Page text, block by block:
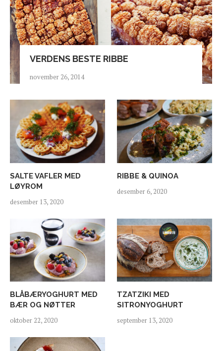
VERDENS BESTE RIBBE
november 26, 2014
SALTE VAFLER MED
LØYROM
desember 13, 2020
RIBBE & QUINOA
desember 6, 2020
BLÅBÆRYOGHURT MED
BÆR OG NØTTER
oktober 22, 2020
TZATZIKI MED
SITRONYOGHURT
september 13, 2020